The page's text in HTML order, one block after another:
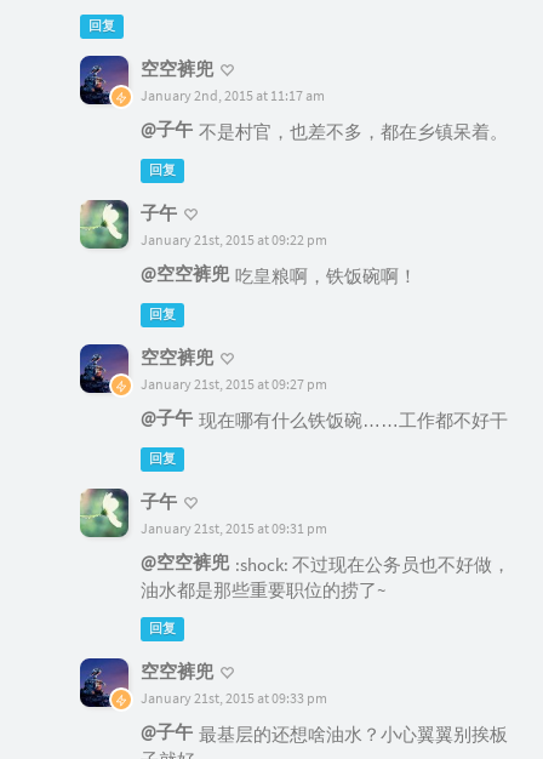
回复
空空裤兜
January 2nd, 2015 at 11:17 am
@子午 不是村官，也差不多，都在乡镇呆着。
回复
子午
January 21st, 2015 at 09:22 pm
@空空裤兜 吃皇粮啊，铁饭碗啊！
回复
空空裤兜
January 21st, 2015 at 09:27 pm
@子午 现在哪有什么铁饭碗……工作都不好干
回复
子午
January 21st, 2015 at 09:31 pm
@空空裤兜 :shock: 不过现在公务员也不好做，
油水都是那些重要职位的捞了~
回复
空空裤兜
January 21st, 2015 at 09:33 pm
@子午 最基层的还想啥油水？小心翼翼别挨板